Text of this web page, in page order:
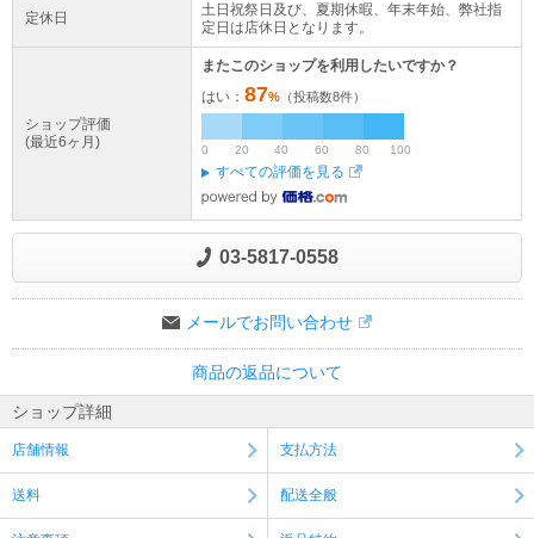
定休日
土日祝祭日及び、夏期休暇、年末年始、弊社指
定日は店休日となります。
ショップ評価
(最近6ヶ月)
またこのショップを利用したいですか？
はい： 87% （投稿数8件）
0 20 40 60 80 100
すべての評価を見る
03-5817-0558
メールでお問い合わせ
商品の返品について
ショップ詳細
店舗情報 支払方法
送料 配送全般